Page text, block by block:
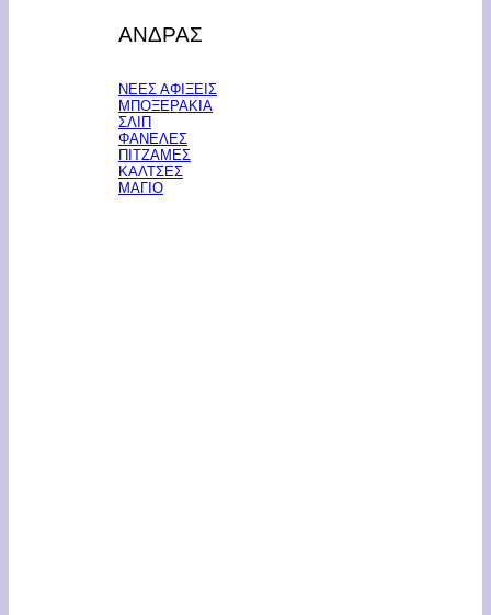
ΑΝΔΡΑΣ
ΝΕΕΣ ΑΦΙΞΕΙΣ
ΜΠΟΞΕΡΑΚΙΑ
ΣΛΙΠ
ΦΑΝΕΛΕΣ
ΠΙΤΖΑΜΕΣ
ΚΑΛΤΣΕΣ
ΜΑΓΙΟ